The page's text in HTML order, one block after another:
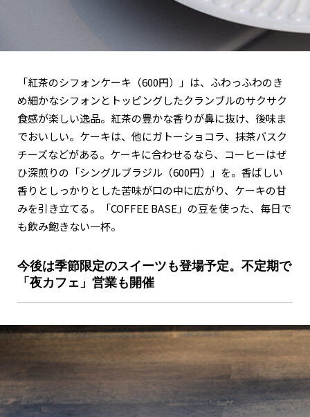
「紅茶のシフォンケーキ（600円）」は、ふわっふわのき
め細かなシフォンとトッピングしたクランブルのサクサク
食感が楽しい逸品。紅茶の豊かな香りが鼻に抜け、後味ま
でおいしい。ケーキは、他にガトーショコラ、抹茶バスク
チーズなどがある。ケーキに合わせるなら、コーヒーはぜ
ひ深煎りの「シングルブラジル（600円）」を。香ばしい
香りとしっかりとした苦味が口の中に広がり、ケーキの甘
みを引き立てる。「COFFEE BASE」の豆を使った、毎日で
も飲み飽きない一杯。
今後は季節限定のスイーツも登場予定。不定期で
「夜カフェ」営業も開催